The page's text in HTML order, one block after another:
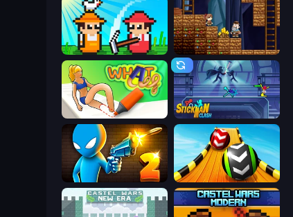
Farmer Challenge Party Miners' Adventure
What a Leg Stickman Clash
Drunken Duel 2 Sky Balls 3D